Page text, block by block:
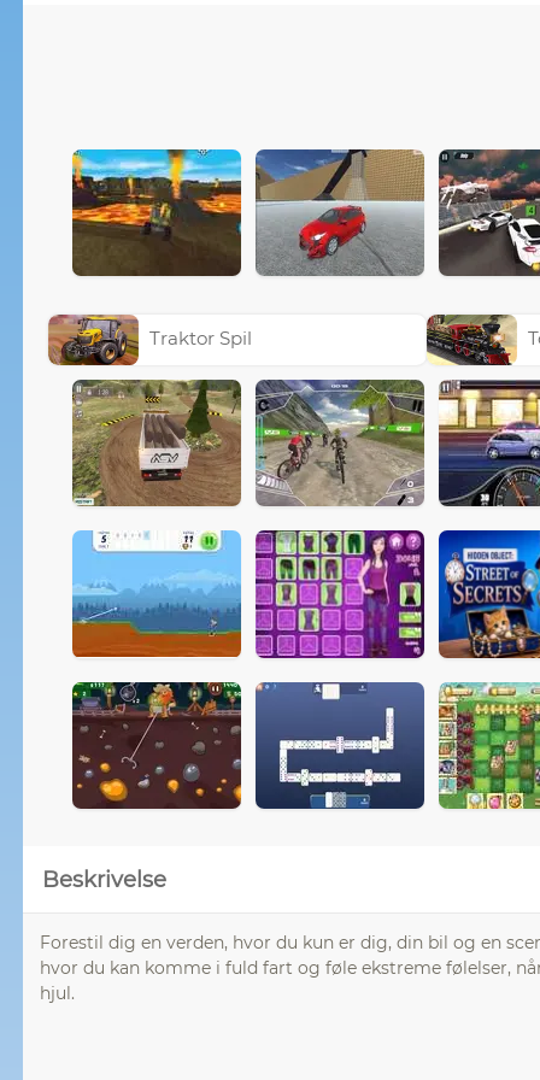
Traktor Spil
Beskrivelse
Forestil dig en verden, hvor du kun er dig, din bil og en
hvor du kan komme i fuld fart og føle ekstreme følelser,
hjul.